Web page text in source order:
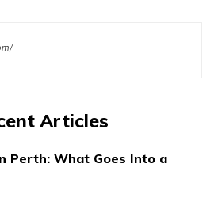
Articles
Perth: What Goes Into a